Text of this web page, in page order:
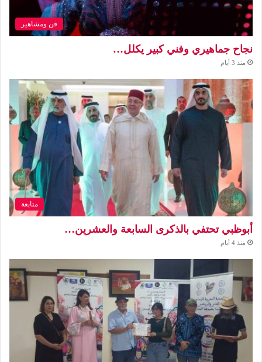
فن ومشاهير
نجاح جماهيري وفني كبير يكلل…
منذ 3 أيام
متابعة
أبوظبي تحتفي بالذكرى السابعة والعشرين…
منذ 4 أيام